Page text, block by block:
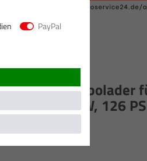
Garrett Turbolader
4.4 l / 93 kW, 126
762932-1
PayPal